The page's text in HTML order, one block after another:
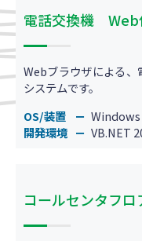
電話交換機 Web
Webブラウザによる、
システムです。
OS/装置
Windows
開発環境
VB.NET
コールセンタフ